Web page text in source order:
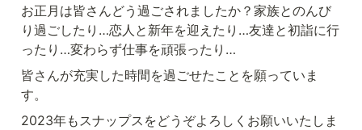
お正月は皆さんどう過ごされましたか？家族とのんび
り過ごしたり…恋人と新年を迎えたり…友達と初詣に行
ったり…変わらず仕事を頑張ったり…
皆さんが充実した時間を過ごせたことを願っていま
す。
2023年もスナップスをどうぞよろしくお願いいたしま